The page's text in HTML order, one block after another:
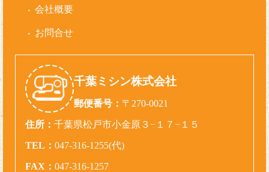
会社概要
お問合せ
千葉ミシン株式会社
郵便番号： 〒270-0021
住所： 千葉県松戸市小金原３−１７−１５
TEL： 047-316-1255(代)
FAX： 047-316-1257